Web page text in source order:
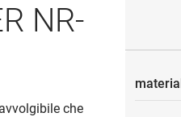
NR-
che